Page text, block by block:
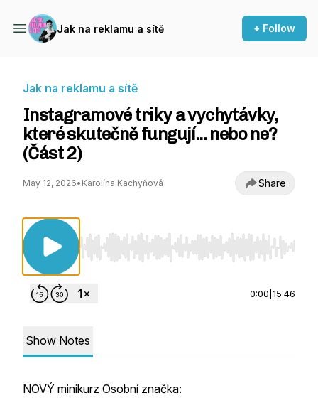
Jak na reklamu a sítě + Follow
Jak na reklamu a sítě
Instagramové triky a vychytávky,
které skutečně fungují... nebo ne?
(Část 2)
May 12, 2026• Karolína Kachyňová Share
Use Left/Right to seek, Home/End to jump to
0:00 15:46
Show Notes
NOVÝ minikurz Osobní značka: